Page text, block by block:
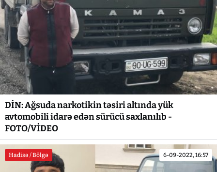
DİN: Ağsuda narkotikin təsiri altında yük
avtomobili idarə edən sürücü saxlanılıb -
FOTO/VİDEO
Hadisə / Bölgə 6-09-2022, 16:57